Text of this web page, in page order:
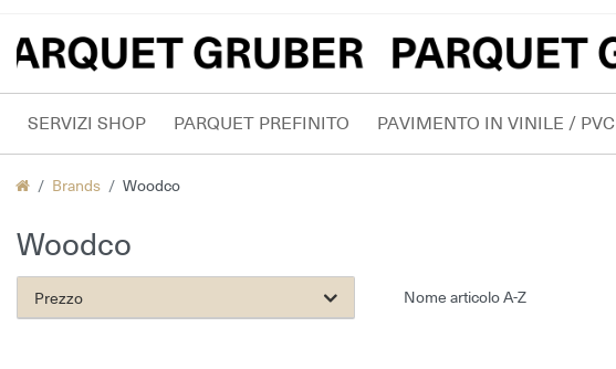
SERVIZI SHOP PARQUET PREFINITO PAVIMENTO IN VINILE / PVC
Brands Woodco
Woodco
Prezzo